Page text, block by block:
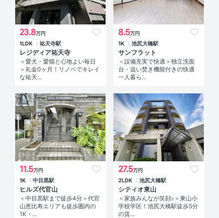
23.8万円
1LDK 祐天寺駅
レジディア祐天寺
＜愛犬・愛猫と心地よい毎日
＞礼金0ヶ月！リノベでキレイ
な祐天...
8.5万円
1K 池尻大橋駅
サンフラット
＜設備充実で快適＞独立洗面
台・追い焚き機能付きの快適
一人暮ら...
11.5万円
1K 中目黒駅
ヒルズ代官山
＜中目黒駅まで徒歩4分＞代官
山恵比寿エリアも徒歩圏内の
1K・...
27.5万円
2LDK 池尻大橋駅
シティオ東山
＜家族みんなが笑顔♪＞東山小
学校学区！池尻大橋駅徒歩5分
の賃...